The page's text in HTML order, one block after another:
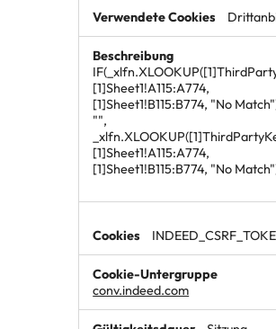
[1]Sheet1!A115:A774,
[1]Sheet1!B115:B774, "No
"",
[1]Sheet1!A115:A774,
[1]Sheet1!B115:B774, "No
conv.indeed.com